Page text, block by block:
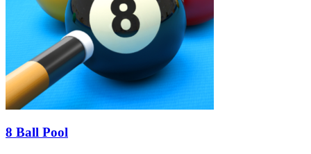
8 Ball Pool